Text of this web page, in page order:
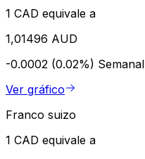
1 CAD equivale a
1,01496 AUD
-0.0002 (0.02%) Semanal
Ver gráfico
Franco suizo
1 CAD equivale a